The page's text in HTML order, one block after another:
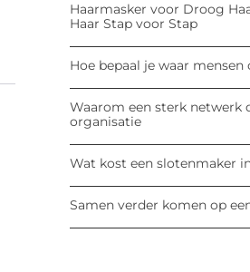
Haarmasker voor Droog
Haar Stap voor Stap
Hoe bepaal je waar mensen
Waarom een sterk netwerk
organisatie
Wat kost een slotenmaker
Samen verder komen op